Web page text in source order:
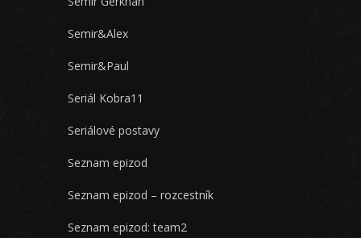
Semir&Alex
Semir&Paul
Seriál Kobra11
Seriálové postavy
Seznam epizod
Seznam epizod – rozcestník
Seznam epizod: team2